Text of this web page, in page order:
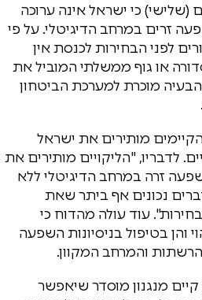
כי ישראל אינה ערוכה
זרים במרחב הדיגיטלי. על פי
לפני הבחירות לכנסת אין
או גוף ממשלתי המוביל את
מוכרת למערכת הביטחון
מותירים את ישראל
לדבריו, "הליקויים מותירים את
זרה במרחב הדיגיטלי ללא
נכונים אף ביתר שאת
עוד עולה מהדוח כי
והן בטיפול בניסיונות השפעה
והמרחב המקוון.
קיים מנגנון מוסדר שיאפשר